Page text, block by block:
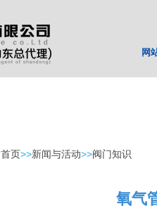
网
首页>>新闻与活动>>阀门知识
氧气